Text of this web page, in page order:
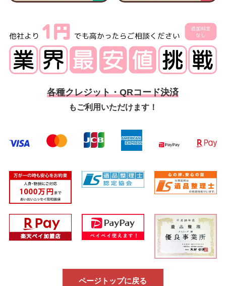
各種クレジット・QRコード決済
もご利用いただけます！
ページトップに戻る